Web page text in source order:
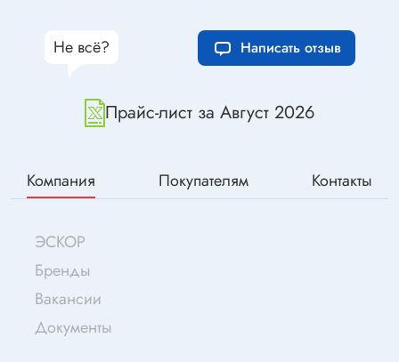
Прайс-лист за Август 2026
Не всё? Написать отзыв
Компания Покупателям Контакты
ЭСКОР
Бренды
Вакансии
Документы